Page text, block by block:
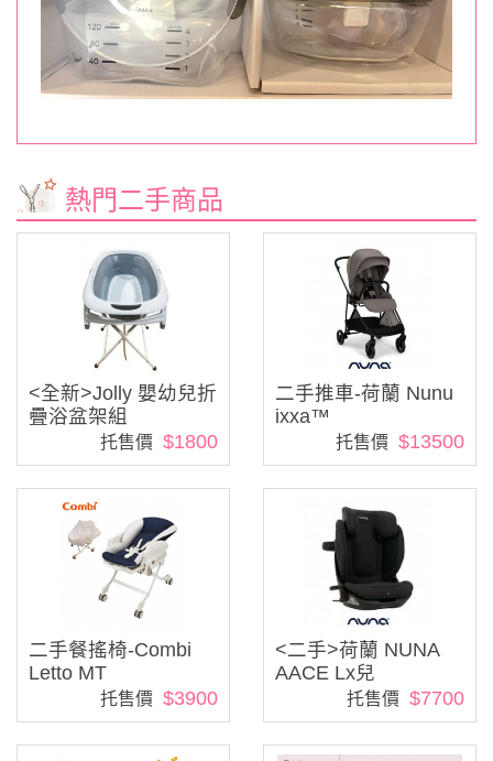
熱門二手商品
<全新>Jolly 嬰幼兒折
疊浴盆架組
托售價 $1800
二手推車-荷蘭 Nunu
ixxa™
托售價 $13500
二手餐搖椅-Combi
Letto MT
托售價 $3900
<二手>荷蘭 NUNA
AACE Lx兒
托售價 $7700